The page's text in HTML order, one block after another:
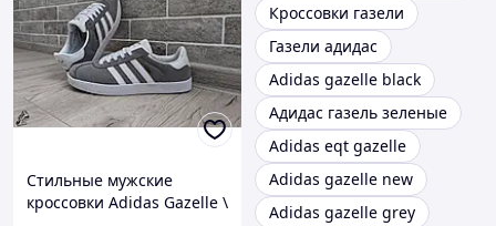
Стильные мужские
кроссовки Adidas Gazelle \
Кроссовки газели
Газели адидас
Adidas gazelle black
Адидас газель зеленые
Adidas eqt gazelle
Adidas gazelle new
Adidas gazelle grey